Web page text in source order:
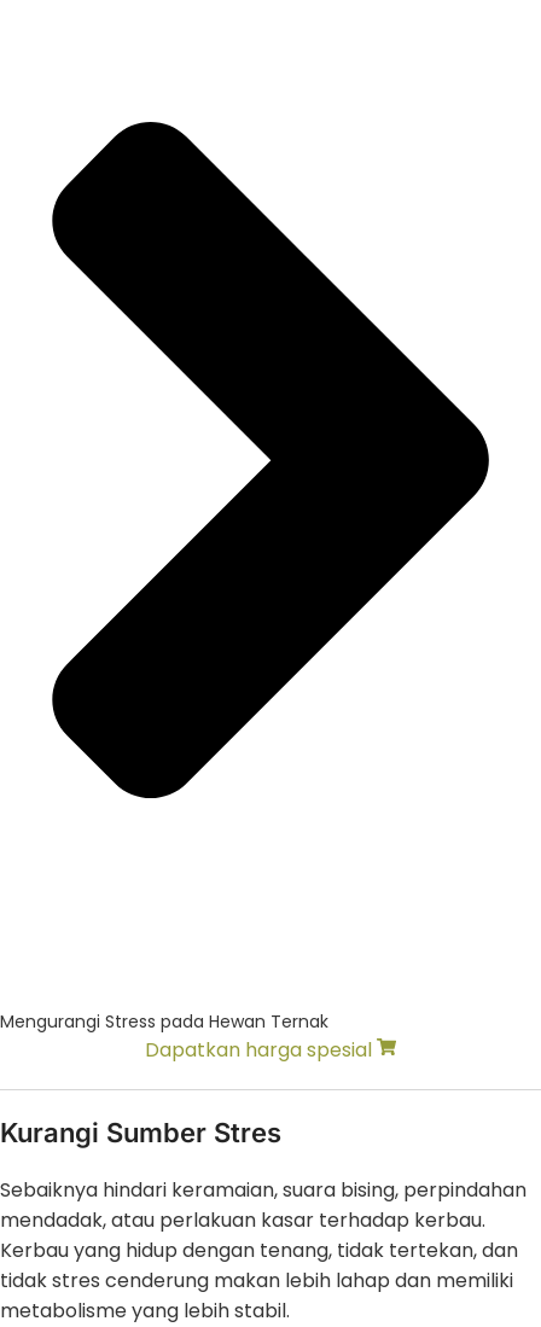
Mengurangi Stress pada Hewan Ternak
Dapatkan harga spesial
Kurangi Sumber Stres
Sebaiknya hindari keramaian, suara bising, perpindahan
mendadak, atau perlakuan kasar terhadap kerbau.
Kerbau yang hidup dengan tenang, tidak tertekan, dan
tidak stres cenderung makan lebih lahap dan memiliki
metabolisme yang lebih stabil.